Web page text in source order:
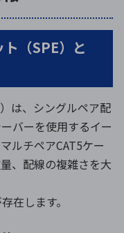
（SPE）と
は、シングルペア配
バーを使用するイー
ルチペアCAT5ケー
、配線の複雑さを大
在します。